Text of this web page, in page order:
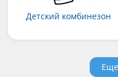
Детский комбинезон